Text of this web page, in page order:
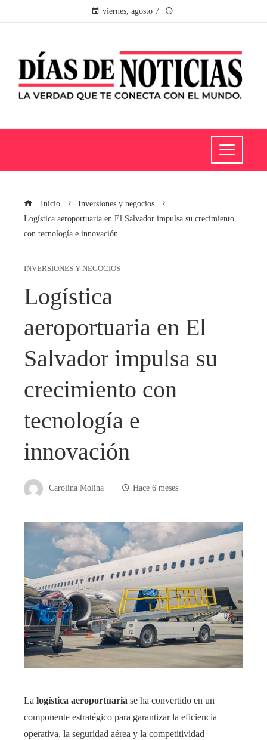
viernes, agosto 7
Inicio
Inversiones y negocios
Logística aeroportuaria en El Salvador impulsa su crecimiento
con tecnología e innovación
INVERSIONES Y NEGOCIOS
Logística
aeroportuaria en El
Salvador impulsa su
crecimiento con
tecnología e
innovación
Carolina Molina Hace 6 meses
La logística aeroportuaria se ha convertido en un
componente estratégico para garantizar la eficiencia
operativa, la seguridad aérea y la competitividad